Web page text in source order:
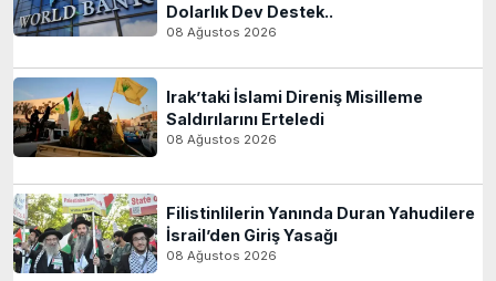
Dolarlık Dev Destek..
08 Ağustos 2026
Irak’taki İslami Direniş Misilleme
Saldırılarını Erteledi
08 Ağustos 2026
Filistinlilerin Yanında Duran Yahudilere
İsrail’den Giriş Yasağı
08 Ağustos 2026